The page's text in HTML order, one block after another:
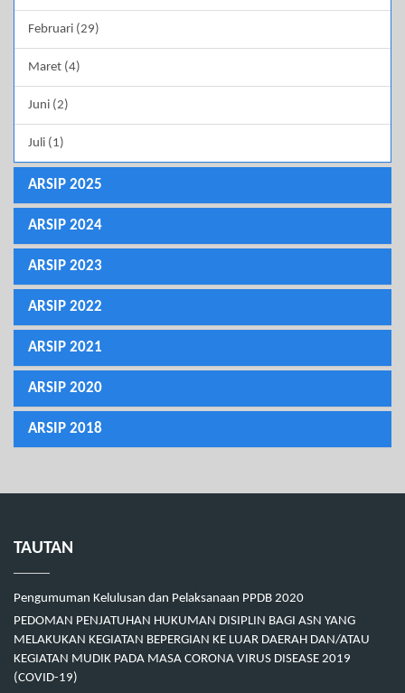
Februari (29)
Maret (4)
Juni (2)
Juli (1)
ARSIP 2025
ARSIP 2024
ARSIP 2023
ARSIP 2022
ARSIP 2021
ARSIP 2020
ARSIP 2018
TAUTAN
Pengumuman Kelulusan dan Pelaksanaan PPDB 2020
PEDOMAN PENJATUHAN HUKUMAN DISIPLIN BAGI ASN YANG
MELAKUKAN KEGIATAN BEPERGIAN KE LUAR DAERAH DAN/ATAU
KEGIATAN MUDIK PADA MASA CORONA VIRUS DISEASE 2019
(COVID-19)